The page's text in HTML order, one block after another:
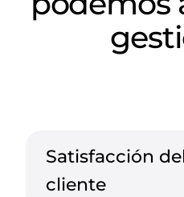
Satisfacción del
cliente